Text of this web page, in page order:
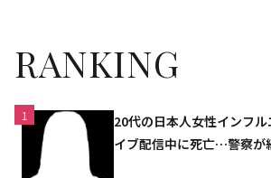
RANKING
1
20代の日本人女性インフ
イブ配信中に死亡…警察が